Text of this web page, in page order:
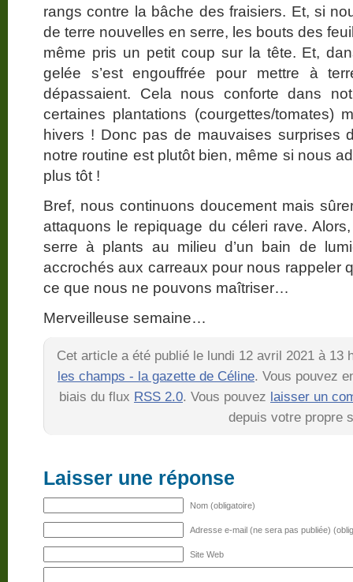
rangs contre la bâche des fraisiers. Et, si
de terre nouvelles en serre, les bouts des
même pris un petit coup sur la tête. Et,
gelée s’est engouffrée pour mettre à
dépassaient. Cela nous conforte dans
certaines plantations (courgettes/tomates)
hivers ! Donc pas de mauvaises surprises
notre routine est plutôt bien, même si nous
plus tôt !
Bref, nous continuons doucement mais
attaquons le repiquage du céleri rave.
serre à plants au milieu d’un bain de
accrochés aux carreaux pour nous rappeler
ce que nous ne pouvons maîtriser…
Merveilleuse semaine…
Cet article a été publié le lundi 12 avril 2021 à
les champs - la gazette de Céline. Vous pouvez
biais du flux RSS 2.0. Vous pouvez laisser un
depuis votre propre
Laisser une réponse
Nom (obligatoire)
Adresse e-mail (ne sera pas publiée)
Site Web